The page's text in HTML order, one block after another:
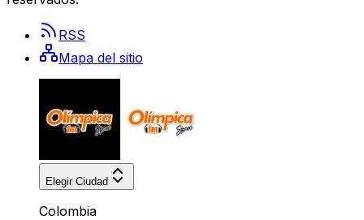
RSS
Mapa del sitio
Elegir Ciudad
Colombia